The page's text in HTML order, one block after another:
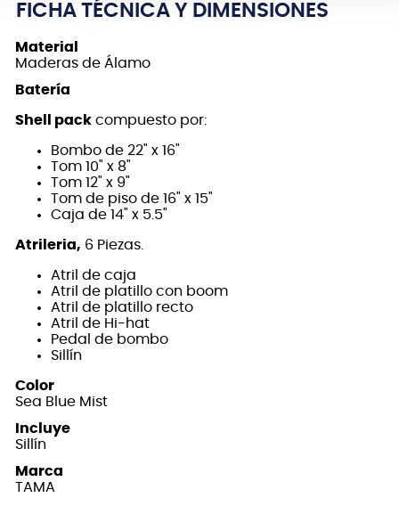
FICHA TÉCNICA Y DIMENSIONES
Material
Maderas de Álamo
Batería
Shell pack compuesto por:
Bombo de 22" x 16"
Tom 10" x 8"
Tom 12" x 9"
Tom de piso de 16" x 15"
Caja de 14" x 5.5"
Atrileria, 6 Piezas.
Atril de caja
Atril de platillo con boom
Atril de platillo recto
Atril de Hi-hat
Pedal de bombo
Sillín
Color
Sea Blue Mist
Incluye
Sillín
Marca
TAMA